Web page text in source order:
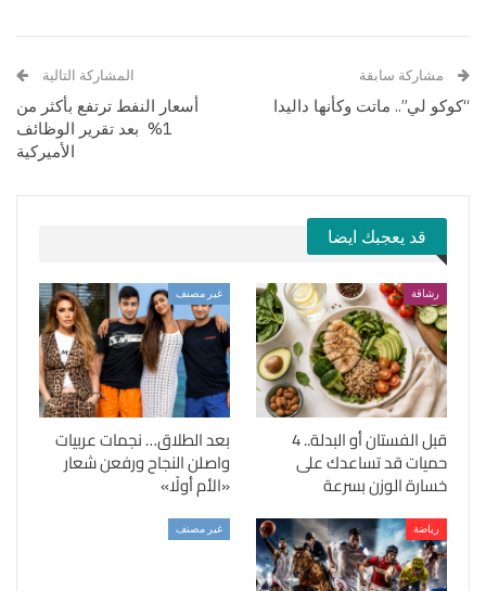
مشاركة سابقة
“كوكو لي”.. ماتت وكأنها داليدا
المشاركة التالية
أسعار النفط ترتفع بأكثر من
1% بعد تقرير الوظائف
الأميركية
قد يعجبك ايضا
رشاقة
قبل الفستان أو البدلة.. 4
حميات قد تساعدك على
خسارة الوزن بسرعة
غير مصنف
بعد الطلاق… نجمات عربيات
واصلن النجاح ورفعن شعار
«الأم أولًا»
رياضة غير مصنف